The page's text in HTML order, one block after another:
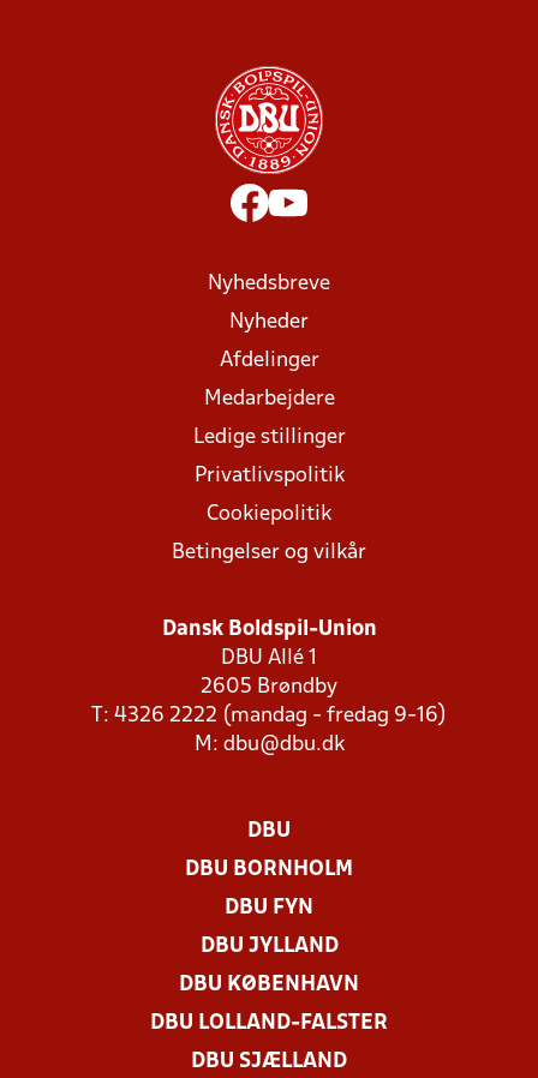
Nyhedsbreve
Nyheder
Afdelinger
Medarbejdere
Ledige stillinger
Privatlivspolitik
Cookiepolitik
Betingelser og vilkår
Dansk Boldspil-Union
DBU Allé 1
2605 Brøndby
T: 4326 2222 (mandag - fredag 9-16)
M: dbu@dbu.dk
DBU
DBU BORNHOLM
DBU FYN
DBU JYLLAND
DBU KØBENHAVN
DBU LOLLAND-FALSTER
DBU SJÆLLAND